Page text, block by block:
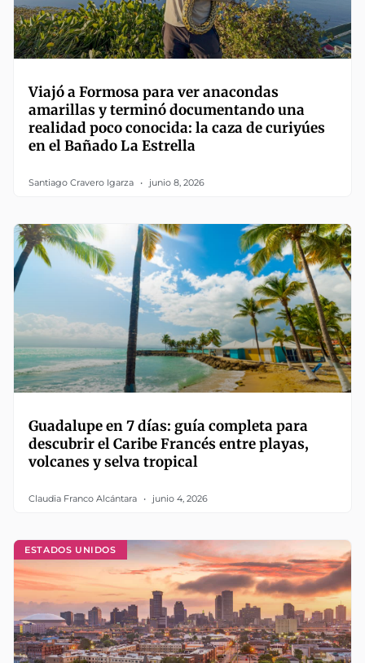
Viajó a Formosa para ver anacondas
amarillas y terminó documentando una
realidad poco conocida: la caza de curiyúes
en el Bañado La Estrella
Santiago Cravero Igarza junio 8, 2026
Guadalupe en 7 días: guía completa para
descubrir el Caribe Francés entre playas,
volcanes y selva tropical
Claudia Franco Alcántara junio 4, 2026
ESTADOS UNIDOS